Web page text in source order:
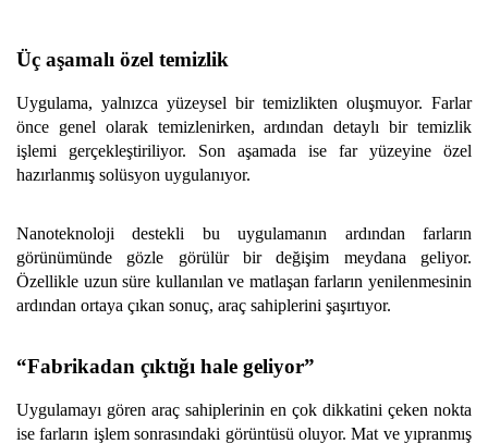
Üç aşamalı özel temizlik
Uygulama, yalnızca yüzeysel bir temizlikten oluşmuyor. Farlar
önce genel olarak temizlenirken, ardından detaylı bir temizlik
işlemi gerçekleştiriliyor. Son aşamada ise far yüzeyine özel
hazırlanmış solüsyon uygulanıyor.
Nanoteknoloji destekli bu uygulamanın ardından farların
görünümünde gözle görülür bir değişim meydana geliyor.
Özellikle uzun süre kullanılan ve matlaşan farların yenilenmesinin
ardından ortaya çıkan sonuç, araç sahiplerini şaşırtıyor.
“Fabrikadan çıktığı hale geliyor”
Uygulamayı gören araç sahiplerinin en çok dikkatini çeken nokta
ise farların işlem sonrasındaki görüntüsü oluyor. Mat ve yıpranmış